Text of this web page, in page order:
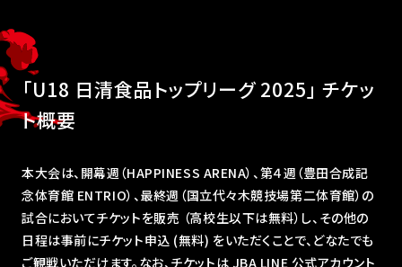
「U18 日清食品トップリーグ 2025｣ チケッ
ト概要
本大会は、開幕週（HAPPINESS ARENA）、第４週（豊田合成記
念体育館 ENTRIO）、最終週（国立代々木競技場第二体育館）の
試合においてチケットを販売 （高校生以下は無料）し、その他の
日程は事前にチケット申込 (無料) をいただくことで、どなたでも
ご観戦いただけます。なお、チケットは JBA LINE 公式アカウント